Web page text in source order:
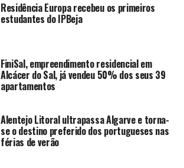
Residência Europa recebeu os primeiros
estudantes do IPBeja
FiniSal, empreendimento residencial em
Alcácer do Sal, já vendeu 50% dos seus 39
apartamentos
Alentejo Litoral ultrapassa Algarve e torna-
se o destino preferido dos portugueses nas
férias de verão